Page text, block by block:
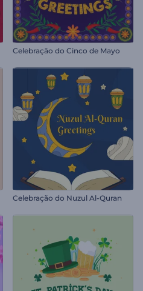
Celebração do Cinco de Mayo
Celebração do Nuzul Al-Quran